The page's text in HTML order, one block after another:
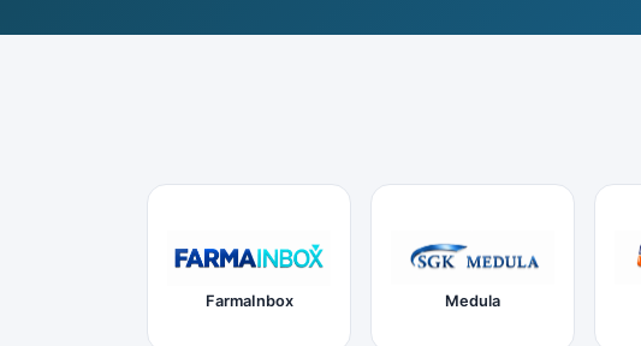
FarmaInbox Medula